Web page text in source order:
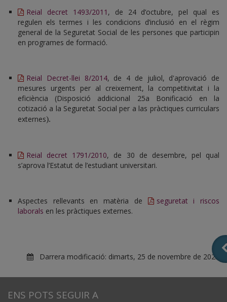
Reial decret 1493/2011 , de 24 d’octubre, pel qual es
regulen els termes i les condicions d’inclusió en el règim
general de la Seguretat Social de les persones que participin
en programes de formació.
Reial Decret-llei 8/2014, de 4 de juliol, d'aprovació de
mesures urgents per al creixement, la competitivitat i la
eficiència (Disposició addicional 25a Bonificació en la
cotizació a la Seguretat Social per a las pràctiques curriculars
externes).
Reial decret 1791/2010, de 30 de desembre, pel qual
s’aprova l’Estatut de l’estudiant universitari.
Aspectes rellevants en matèria de
seguretat i riscos
laborals en les pràctiques externes.
Darrera modificació: dimarts, 25 de novembre de 2025
ENS POTS SEGUIR A